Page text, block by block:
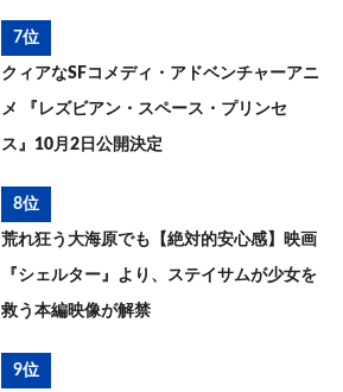
7位
クィアなSFコメディ・アドベンチャーアニ
メ 『レズビアン・スペース・プリンセ
ス』10月2日公開決定
8位
荒れ狂う大海原でも【絶対的安心感】映画
『シェルター』より、ステイサムが少女を
救う本編映像が解禁
9位